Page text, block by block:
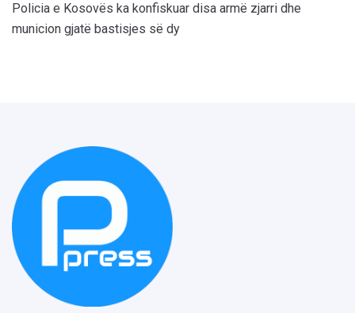
Policia e Kosovës ka konfiskuar disa armë zjarri dhe
municion gjatë bastisjes së dy